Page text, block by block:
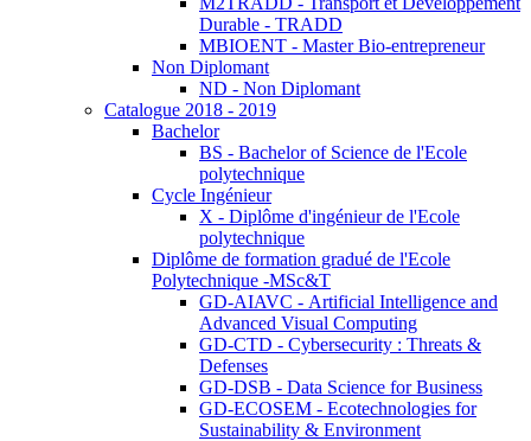
Durable - TRADD
MBIOENT - Master Bio-entrepreneur
Non Diplomant
ND - Non Diplomant
Catalogue 2018 - 2019
Bachelor
BS - Bachelor of Science de l'Ecole
polytechnique
Cycle Ingénieur
X - Diplôme d'ingénieur de l'Ecole
polytechnique
Diplôme de formation gradué de l'Ecole
Polytechnique -MSc&T
GD-AIAVC - Artificial Intelligence and
Advanced Visual Computing
GD-CTD - Cybersecurity : Threats &
Defenses
GD-DSB - Data Science for Business
GD-ECOSEM - Ecotechnologies for
Sustainability & Environment